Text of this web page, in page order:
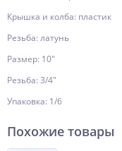
Крышка и колба: пластик
Резьба: латунь
Размер: 10"
Резьба: 3/4"
Упаковка: 1/6
Похожие товары